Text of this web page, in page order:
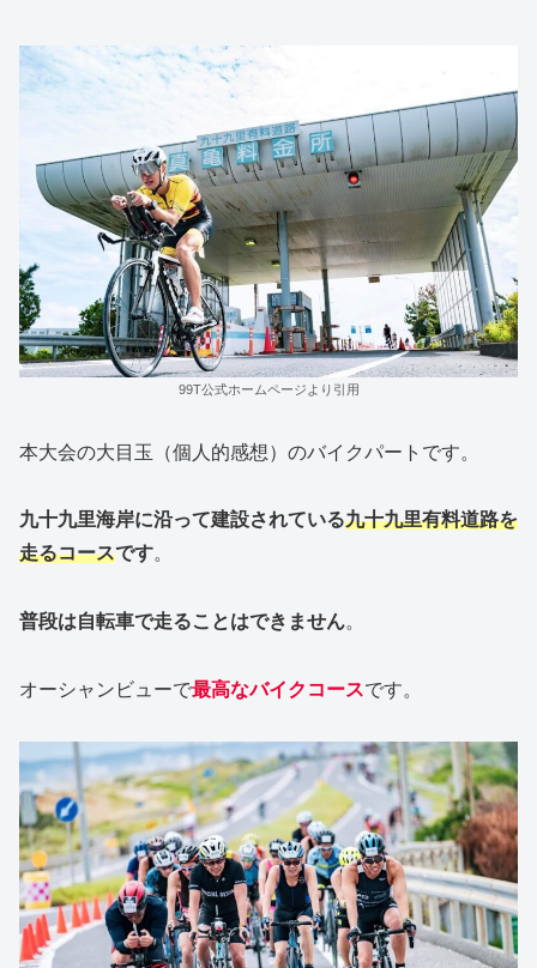
99T公式ホームページより引用
本大会の大目玉（個人的感想）のバイクパートです。
九十九里海岸に沿って建設されている九十九里有料道路を
走るコースです。
普段は自転車で走ることはできません。
オーシャンビューで最高なバイクコースです。